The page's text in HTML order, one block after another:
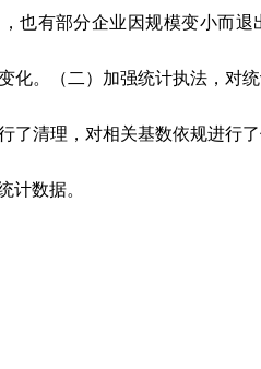
也有部分企业因规模变小而
化。（二）加强统计执法，对
了清理，对相关基数依规进行
计数据。